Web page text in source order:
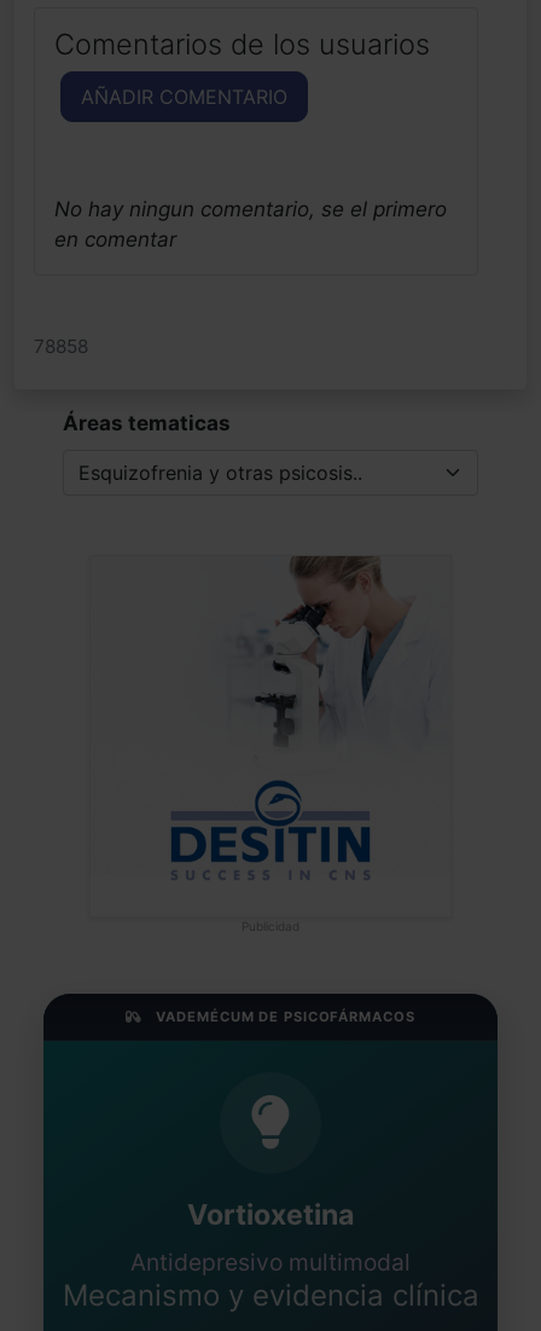
Comentarios de los usuarios
AÑADIR COMENTARIO
No hay ningun comentario, se el primero
en comentar
78858
Áreas tematicas
Publicidad
VADEMÉCUM DE PSICOFÁRMACOS
Vortioxetina
Antidepresivo multimodal
Mecanismo y evidencia clínica